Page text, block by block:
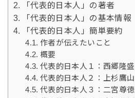
「代表的日本人」の著者
「代表的日本人」の基本情報
「代表的日本人」簡単要約
作者が伝えたいこと
概要
代表的日本人１：西郷隆盛
代表的日本人２：上杉鷹山
代表的日本人３：二宮尊徳